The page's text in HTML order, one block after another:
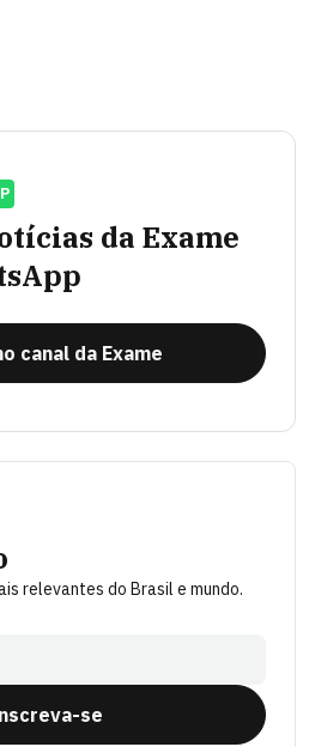
da Exame
canal da Exame
relevantes do Brasil e mundo.
se